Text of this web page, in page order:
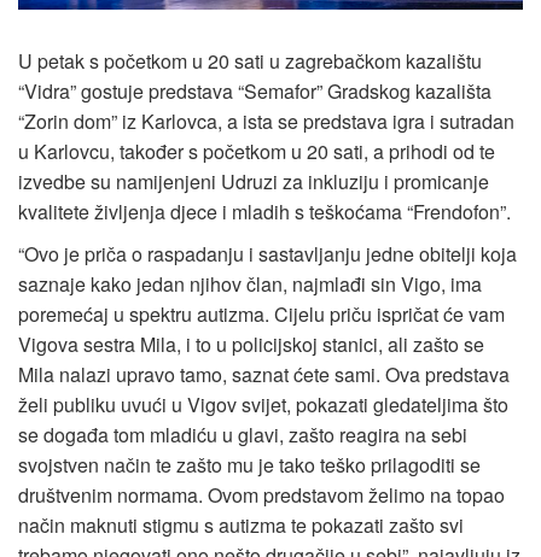
U petak s početkom u 20 sati u zagrebačkom kazalištu
“Vidra” gostuje predstava “Semafor” Gradskog kazališta
“Zorin dom” iz Karlovca, a ista se predstava igra i sutradan
u Karlovcu, također s početkom u 20 sati, a prihodi od te
izvedbe su namijenjeni Udruzi za inkluziju i promicanje
kvalitete življenja djece i mladih s teškoćama “Frendofon”.
“Ovo je priča o raspadanju i sastavljanju jedne obitelji koja
saznaje kako jedan njihov član, najmlađi sin Vigo, ima
poremećaj u spektru autizma. Cijelu priču ispričat će vam
Vigova sestra Mila, i to u policijskoj stanici, ali zašto se
Mila nalazi upravo tamo, saznat ćete sami. Ova predstava
želi publiku uvući u Vigov svijet, pokazati gledateljima što
se događa tom mladiću u glavi, zašto reagira na sebi
svojstven način te zašto mu je tako teško prilagoditi se
društvenim normama. Ovom predstavom želimo na topao
način maknuti stigmu s autizma te pokazati zašto svi